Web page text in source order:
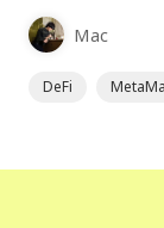
為插件使用，具
Mac
DeFi